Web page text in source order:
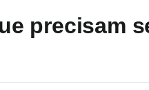
precisam